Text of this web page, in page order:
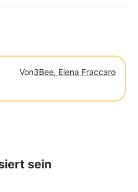
Von3Bee, Elena Fraccaro
sein